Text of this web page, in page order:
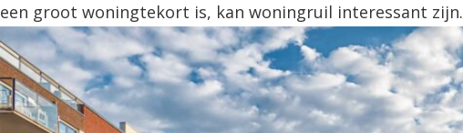
een groot woningtekort is, kan woningruil interessant zijn.